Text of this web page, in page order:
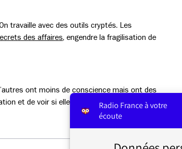
travaille avec des outils cryptés. Les
des affaires, engendre la fragilisation de
ont moins de conscience mais ont des
et de voir si elle est d’intérêt public.Radio France à votre
écoute